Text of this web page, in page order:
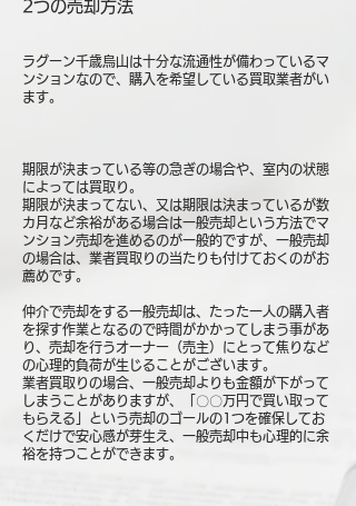
2つの売却方法
ラグーン千歳烏山は十分な流通性が備わっているマ
ンションなので、購入を希望している買取業者がい
ます。
期限が決まっている等の急ぎの場合や、室内の状態
によっては買取り。
期限が決まってない、又は期限は決まっているが数
カ月など余裕がある場合は一般売却という方法でマ
ンション売却を進めるのが一般的ですが、一般売却
の場合は、業者買取りの当たりも付けておくのがお
薦めです。
仲介で売却をする一般売却は、たった一人の購入者
を探す作業となるので時間がかかってしまう事があ
り、売却を行うオーナー（売主）にとって焦りなど
の心理的負荷が生じることがございます。
業者買取りの場合、一般売却よりも金額が下がって
しまうことがありますが、「〇〇万円で買い取って
もらえる」という売却のゴールの1つを確保してお
くだけで安心感が芽生え、一般売却中も心理的に余
裕を持つことができます。